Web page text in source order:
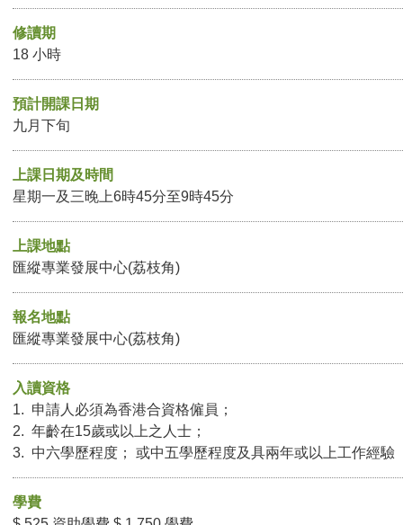
修讀期
18 小時
預計開課日期
九月下旬
上課日期及時間
星期一及三晚上6時45分至9時45分
上課地點
匯縱專業發展中心(荔枝角)
報名地點
匯縱專業發展中心(荔枝角)
入讀資格
1. 申請人必須為香港合資格僱員；
2. 年齡在15歲或以上之人士；
3. 中六學歷程度； 或中五學歷程度及具兩年或以上工作經驗
學費